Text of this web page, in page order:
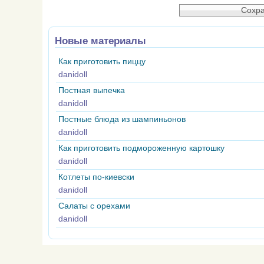
Новые материалы
Как приготовить пиццу
danidoll
Постная выпечка
danidoll
Постные блюда из шампиньонов
danidoll
Как приготовить подмороженную картошку
danidoll
Котлеты по-киевски
danidoll
Салаты с орехами
danidoll